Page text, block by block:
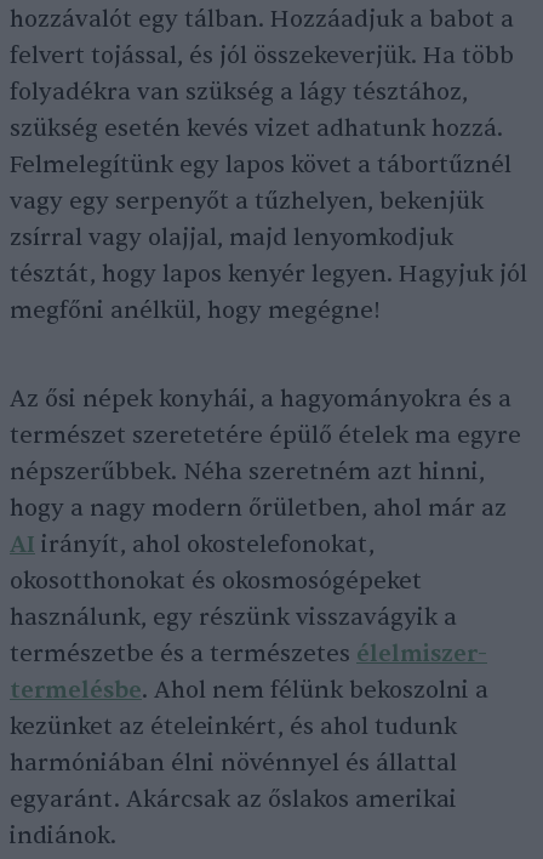
hozzávalót egy tálban. Hozzáadjuk a babot a
felvert tojással, és jól összekeverjük. Ha több
folyadékra van szükség a lágy tésztához,
szükség esetén kevés vizet adhatunk hozzá.
Felmelegítünk egy lapos követ a tábortűznél
vagy egy serpenyőt a tűzhelyen, bekenjük
zsírral vagy olajjal, majd lenyomkodjuk
tésztát, hogy lapos kenyér legyen. Hagyjuk jól
megfőni anélkül, hogy megégne!
Az ősi népek konyhái, a hagyományokra és a
természet szeretetére épülő ételek ma egyre
népszerűbbek. Néha szeretném azt hinni,
hogy a nagy modern őrületben, ahol már az
AI irányít, ahol okostelefonokat,
okosotthonokat és okosmosógépeket
használunk, egy részünk visszavágyik a
természetbe és a természetes élelmiszer-
termelésbe. Ahol nem félünk bekoszolni a
kezünket az ételeinkért, és ahol tudunk
harmóniában élni növénnyel és állattal
egyaránt. Akárcsak az őslakos amerikai
indiánok.